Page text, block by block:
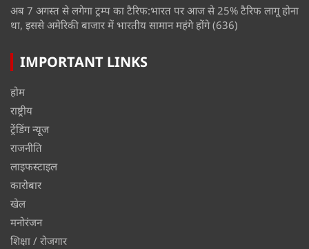
अब 7 अगस्त से लगेगा ट्रम्प का टैरिफ:भारत पर आज से 25% टैरिफ लागू होना
था, इससे अमेरिकी बाजार में भारतीय सामान महंगे होंगे (636)
IMPORTANT LINKS
होम
राष्ट्रीय
ट्रेंडिंग न्यूज
राजनीति
लाइफस्टाइल
कारोबार
खेल
मनोरंजन
शिक्षा / रोजगार